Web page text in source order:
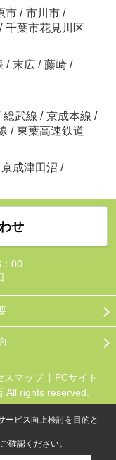
市 / 市川市 /
/ 千葉市花見川区
/ 末広 / 藤崎 /
総武線 / 京成本線 /
/ 東葉高速鉄道
京成津田沼 /
せ
00
スマップ
PCサイト
All rights reserved.
ービス向上検討を目的と
確認ください。